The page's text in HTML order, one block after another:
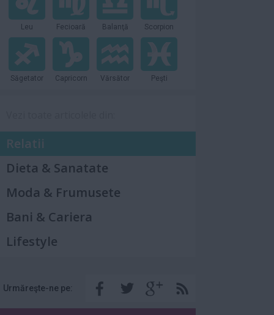
Leu Fecioară Balanţă Scorpion
Săgetator Capricorn Vărsător Peşti
Relatii
Dieta & Sanatate
Moda & Frumusete
Bani & Cariera
Lifestyle
Urmăreşte-ne pe: